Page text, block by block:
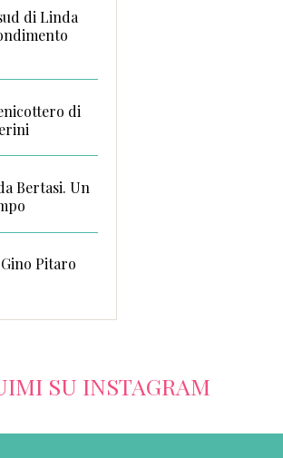
di Linda
di
Bertasi. Un
Pitaro
SU INSTAGRAM